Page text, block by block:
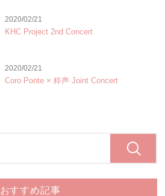
2020/02/21
KHC Project 2nd Concert
2020/02/21
Coro Ponte × 粋声 Joint Concert
おすすめ記事